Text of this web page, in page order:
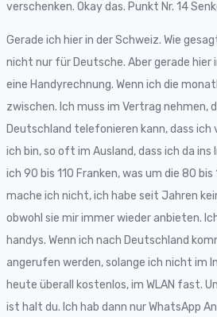
verschenken. Okay das. Punkt Nr. 14
Gerade ich hier in der Schweiz. Wie
nicht nur für Deutsche. Aber gerade hier
eine Handyrechnung. Wenn ich die
zwischen. Ich muss im Vertrag nehmen,
Deutschland telefonieren kann, dass
ich bin, so oft im Ausland, dass ich da
ich 90 bis 110 Franken, was um die 80 bis
mache ich nicht, ich habe seit Jahren
obwohl sie mir immer wieder anbieten.
handys. Wenn ich nach Deutschland
angerufen werden, solange ich nicht im
heute überall kostenlos, im WLAN fast.
ist halt du. Ich hab dann nur WhatsApp